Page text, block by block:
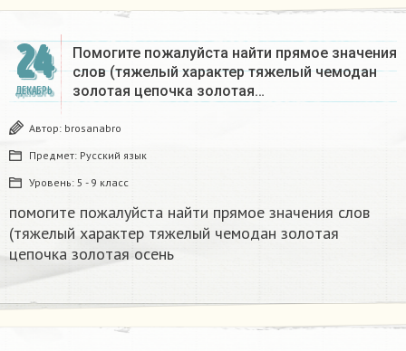
24
ДЕКАБРЬ
Помогите пожалуйста найти прямое значения
слов (тяжелый характер тяжелый чемодан
золотая цепочка золотая…
Автор: brosanabro
Предмет: Русский язык
Уровень: 5 - 9 класс
помогите пожалуйста найти прямое значения слов
(тяжелый характер тяжелый чемодан золотая
цепочка золотая осень